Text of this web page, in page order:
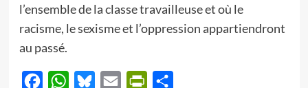
l’ensemble de la classe travailleuse et où le
racisme, le sexisme et l’oppression appartiendront
au passé.
FacebookWhatsApp
BlueskyEmail PrintFriendly